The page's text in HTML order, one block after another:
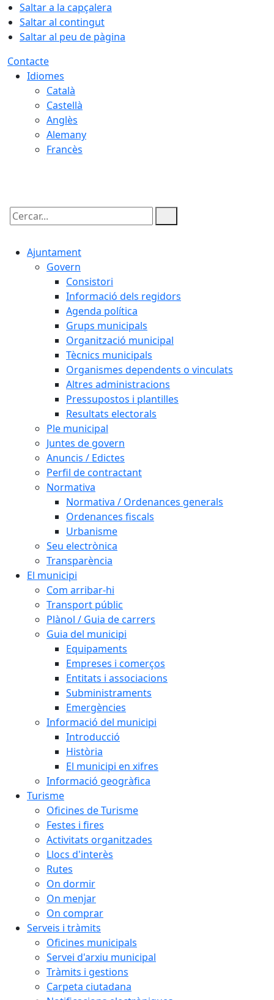
Saltar a la capçalera
Saltar al contingut
Saltar al peu de pàgina
Contacte
Idiomes
Català
Castellà
Anglès
Alemany
Francès
Cercar:
Ajuntament
Govern
Consistori
Informació dels regidors
Agenda política
Grups municipals
Organització municipal
Tècnics municipals
Organismes dependents o vinculats
Altres administracions
Pressupostos i plantilles
Resultats electorals
Ple municipal
Juntes de govern
Anuncis / Edictes
Perfil de contractant
Normativa
Normativa / Ordenances generals
Ordenances fiscals
Urbanisme
Seu electrònica
Transparència
El municipi
Com arribar-hi
Transport públic
Plànol / Guia de carrers
Guia del municipi
Equipaments
Empreses i comerços
Entitats i associacions
Subministraments
Emergències
Informació del municipi
Introducció
Història
El municipi en xifres
Informació geogràfica
Turisme
Oficines de Turisme
Festes i fires
Activitats organitzades
Llocs d'interès
Rutes
On dormir
On menjar
On comprar
Serveis i tràmits
Oficines municipals
Servei d'arxiu municipal
Tràmits i gestions
Carpeta ciutadana